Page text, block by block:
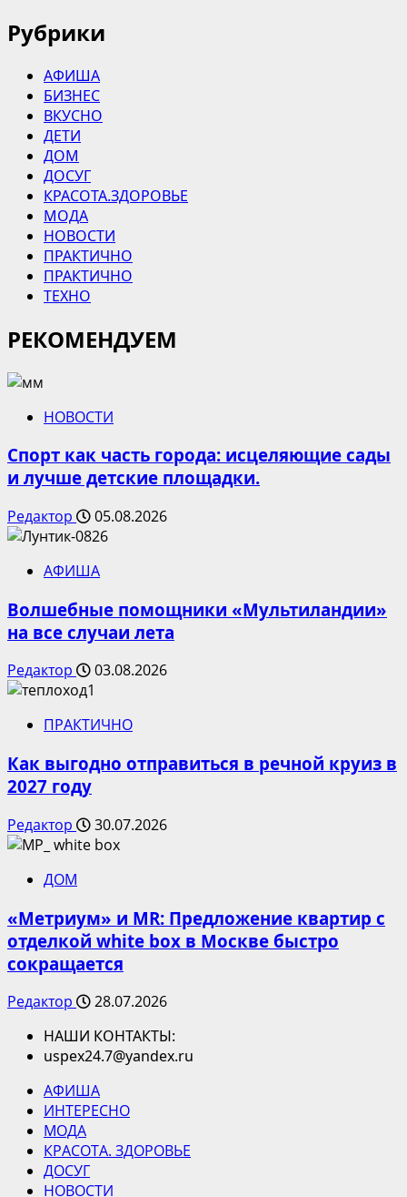
Рубрики
АФИША
БИЗНЕС
ВКУСНО
ДЕТИ
ДОМ
ДОСУГ
КРАСОТА.ЗДОРОВЬЕ
МОДА
НОВОСТИ
ПРАКТИЧНО
ПРАКТИЧНО
ТЕХНО
РЕКОМЕНДУЕМ
НОВОСТИ
Спорт как часть города: исцеляющие сады
и лучше детские площадки.
Редактор 05.08.2026
АФИША
Волшебные помощники «Мультиландии»
на все случаи лета
Редактор 03.08.2026
ПРАКТИЧНО
Как выгодно отправиться в речной круиз в
2027 году
Редактор 30.07.2026
ДОМ
«Метриум» и MR: Предложение квартир с
отделкой white box в Москве быстро
сокращается
Редактор
28.07.2026
НАШИ КОНТАКТЫ:
uspex24.7@yandex.ru
АФИША
ИНТЕРЕСНО
МОДА
КРАСОТА. ЗДОРОВЬЕ
ДОСУГ
НОВОСТИ